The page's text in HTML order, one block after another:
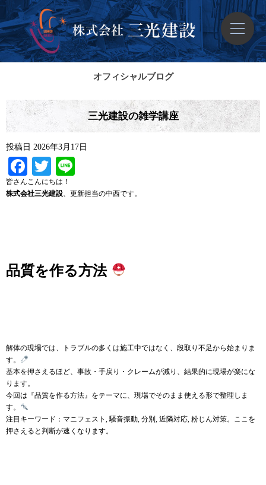
オフィシャルブログ
三光建設の雑学講座
投稿日 2026年3月17日
Facebook
Twitter
皆さんこんにちは！
株式会社三光建設、更新担当の中西です。
品質を作る方法
解体の現場では、トラブルの多くは施工中ではなく、段取り不足から始まりま
す。
基本を押さえるほど、事故・手戻り・クレームが減り、結果的に現場が楽にな
ります。
今回は『品質を作る方法』をテーマに、現場でそのまま使える形で整理しま
す。
注目キーワード：マニフェスト, 騒音振動, 分別, 近隣対応, 粉じん対策。ここを
押さえると判断が速くなります。